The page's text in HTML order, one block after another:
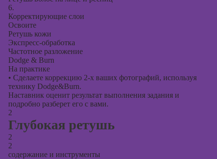
6.
Корректирующие слои
Освоите
Ретушь кожи
Экспресс-обработка
Частотное разложение
Dodge & Burn
На практике
• Сделаете коррекцию 2-х ваших фотографий, используя
технику Dodge&Burn.
Наставник оценит результат выполнения задания и
подробно разберет его с вами.
2
Глубокая ретушь
2
2
содержание и инструменты